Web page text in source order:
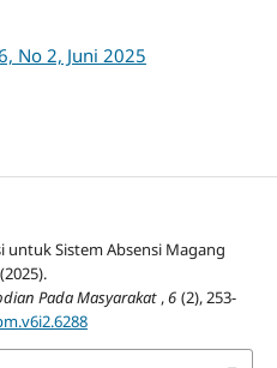
No 2, Juni 2025
Sistem Absensi Magang
Pada Masyarakat ,6 (2), 253-